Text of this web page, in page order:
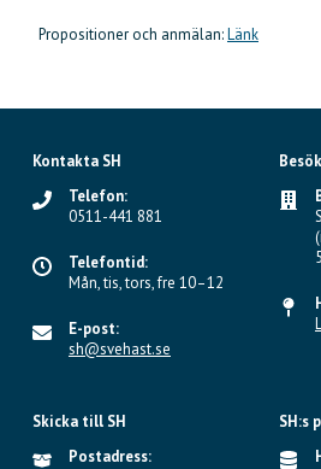
Propositioner och anmälan:Länk
Kontakta SH
Telefon:
0511-441 881
Telefontid:
Mån, tis, tors, fre 10–12
E-post:
sh@svehast.se
Skicka till SH
Postadress:
SH:s